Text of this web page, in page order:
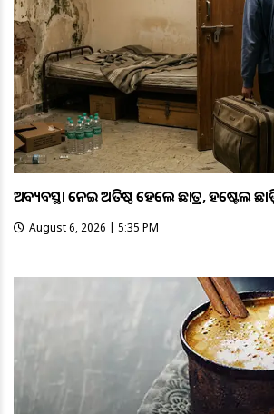
ଅବ୍ୟବସ୍ଥା ନେଇ ଅତିଷ୍ଠ ହେଲେ ଛାତ୍ର, ହଷ୍ଟେଲ
August 6, 2026 | 5:35 PM